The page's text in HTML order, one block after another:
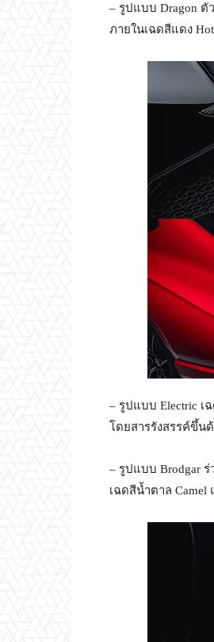
– รูปแบบ Dragon ตั
ภายในเฉดสีแดง
– รูปแบบ Electric เ
โดยสารรังสรรค์ขึ้น
– รูปแบบ Brodgar
เฉดสีน้ำตาล Camel